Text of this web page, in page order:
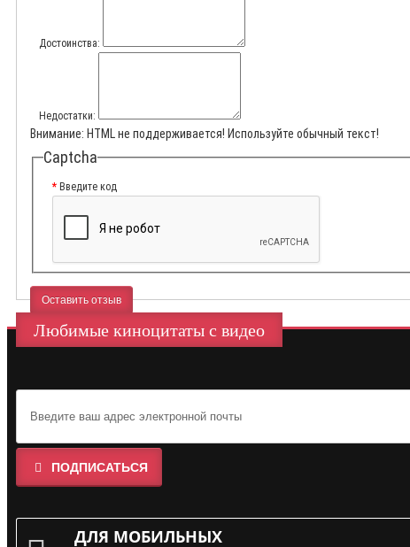
Достоинства:
Недостатки:
Внимание: HTML не поддерживается! Используйте обычный текст!
Captcha
Введите код
Оставить отзыв
Любимые киноцитаты с видео
ПОДПИСАТЬСЯ
ДЛЯ МОБИЛЬНЫХ